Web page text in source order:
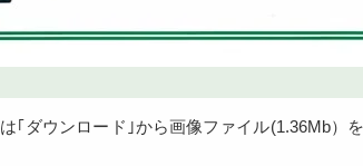
｢ダウンロード｣から画像ファイル(1.36Mb）